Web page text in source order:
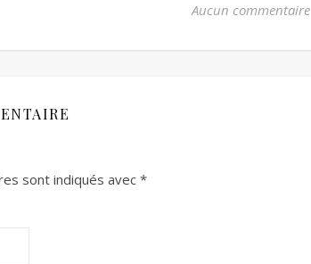
Aucun commentaire
sont indiqués avec*